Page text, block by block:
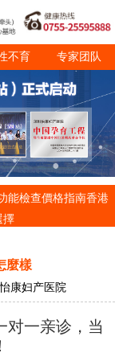
不育 专家团队
能檢查價格指南香港
擇
麼樣
康妇产医院
对一亲诊，当